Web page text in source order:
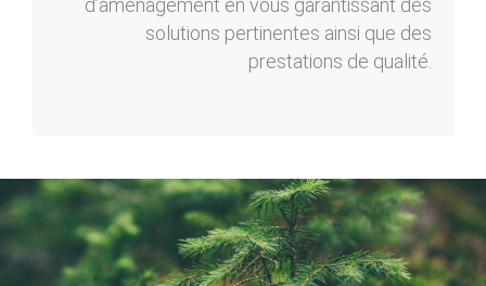
d’aménagement en vous garantissant des
solutions pertinentes ainsi que des
prestations de qualité.